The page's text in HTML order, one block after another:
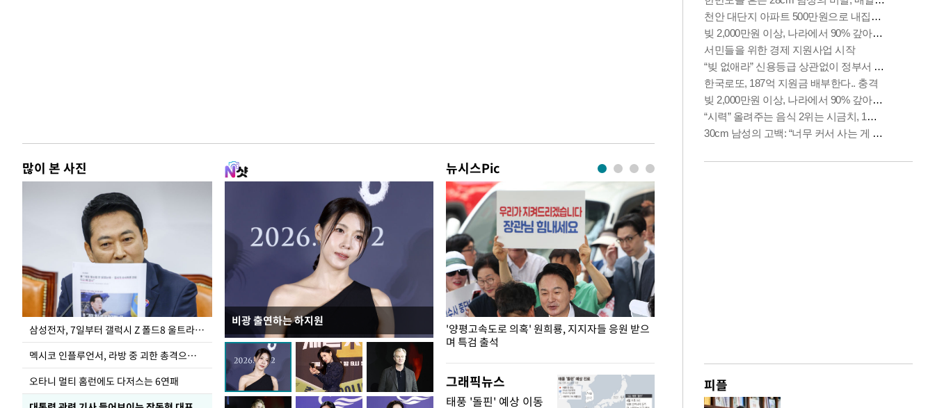
많이 본 사진
삼성전자, 7일부터 갤럭시 Z 폴드8 울트라·폴드8·플립8 출시
멕시코 인플루언서, 라방 중 괴한 총격으로 사망
오타니 멀티 홈런에도 다저스는 6연패
비광 출연하는 하지원
뉴시스Pic
이재명 대통령, "수사·기소 분리 관련 대비책 최
선 다해 강구해야"
'양평고속도로 의혹' 원희룡, 지지자들 응원 받으
며 특검 출석
그래픽뉴스
태풍 '돌핀' 예상 이동
피플